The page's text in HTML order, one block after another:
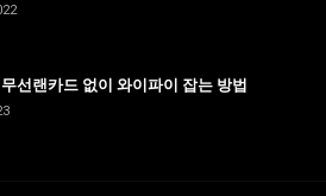
선랜카드 없이 와이파이 잡는 방법